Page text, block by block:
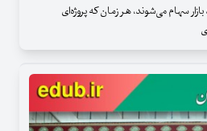
سهام می‌شوند، هر زمان که پروژه‌ای